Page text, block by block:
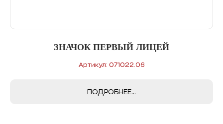
ЗНАЧОК ПЕРВЫЙ ЛИЦЕЙ
Артикул: 071022.06
ПОДРОБНЕЕ...